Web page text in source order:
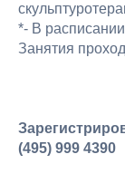
*- В
Занятия
(495) 999 4390